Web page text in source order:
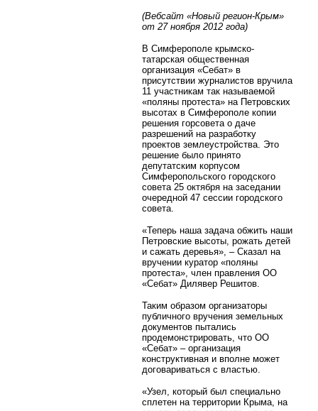
(Вебсайт «Новый регион-Крым»
от 27 ноября 2012 года)
В Симферополе крымско-
татарская общественная
организация «Себат» в
присутствии журналистов вручила
11 участникам так называемой
«поляны протеста» на Петровских
высотах в Симферополе копии
решения горсовета о даче
разрешений на разработку
проектов землеустройства. Это
решение было принято
депутатским корпусом
Симферопольского городского
совета 25 октября на заседании
очередной 47 сессии городского
совета.
«Теперь наша задача обжить наши
Петровские высоты, рожать детей
и сажать деревья», – Сказал на
вручении куратор «поляны
протеста», член правления ОО
«Себат» Дилявер Решитов.
Таким образом организаторы
публичного вручения земельных
документов пытались
продемонстрировать, что ОО
«Себат» – организация
конструктивная и вполне может
договариваться с властью.
«Узел, который был специально
сплетен на территории Крыма, на